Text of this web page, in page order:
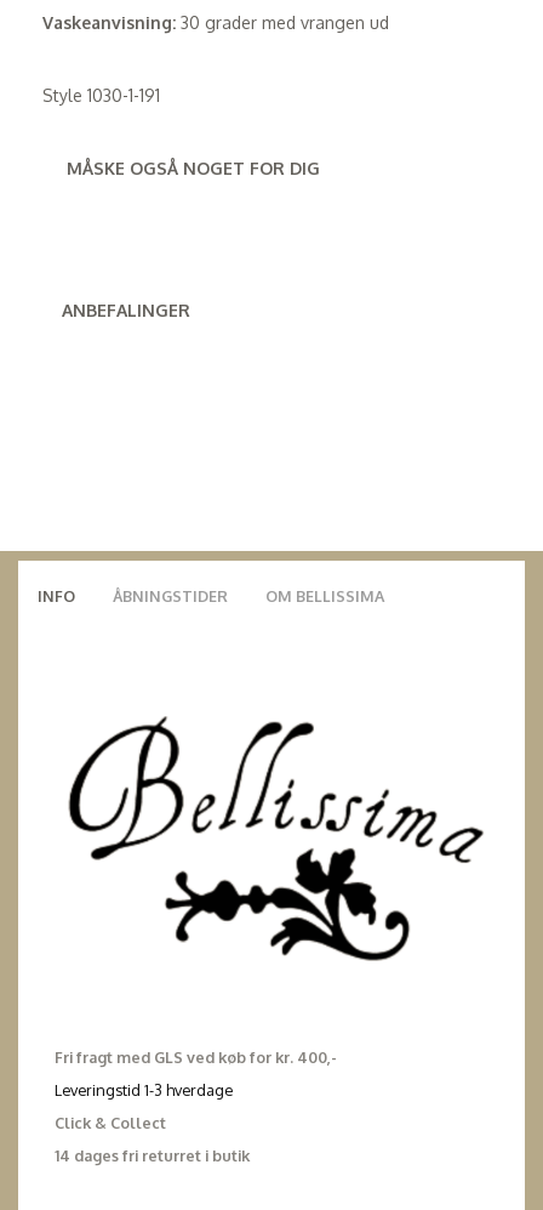
Vaskeanvisning: 30 grader med vrangen ud
Style 1030-1-191
MÅSKE OGSÅ NOGET FOR DIG
ANBEFALINGER
INFO ÅBNINGSTIDER OM BELLISSIMA
Fri fragt med GLS ved køb for kr. 400,-
Leveringstid 1-3 hverdage
Click & Collect
14 dages fri returret i butik